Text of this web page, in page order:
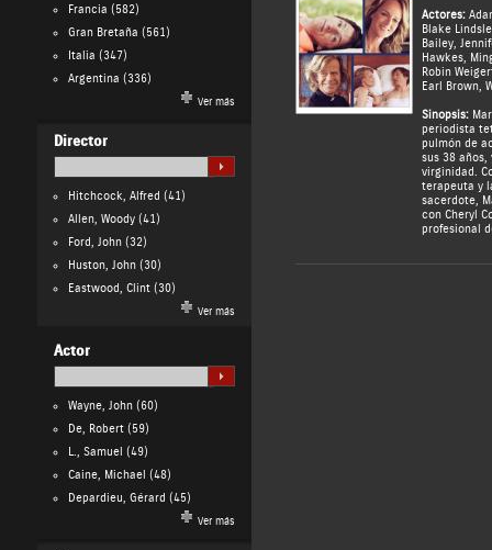
Francia (582)
Gran Bretaña (561)
Italia (347)
Argentina (336)
Ver más
Director
Hitchcock, Alfred (41)
Allen, Woody(41)
Ford, John(32)
Huston, John(30)
Eastwood, Clint(30)
Ver más
Actor
Wayne, John(60)
De, Robert(59)
L., Samuel (49)
Caine, Michael (48)
Depardieu, Gérard (45)
Ver más
Actores:
Blake
Bailey,
Hawkes,
Robin
Earl Brown,
Sinopsis:
periodista
pulmón de
sus 38
virginidad.
terapeuta y
sacerdote,
con Cheryl
profesional